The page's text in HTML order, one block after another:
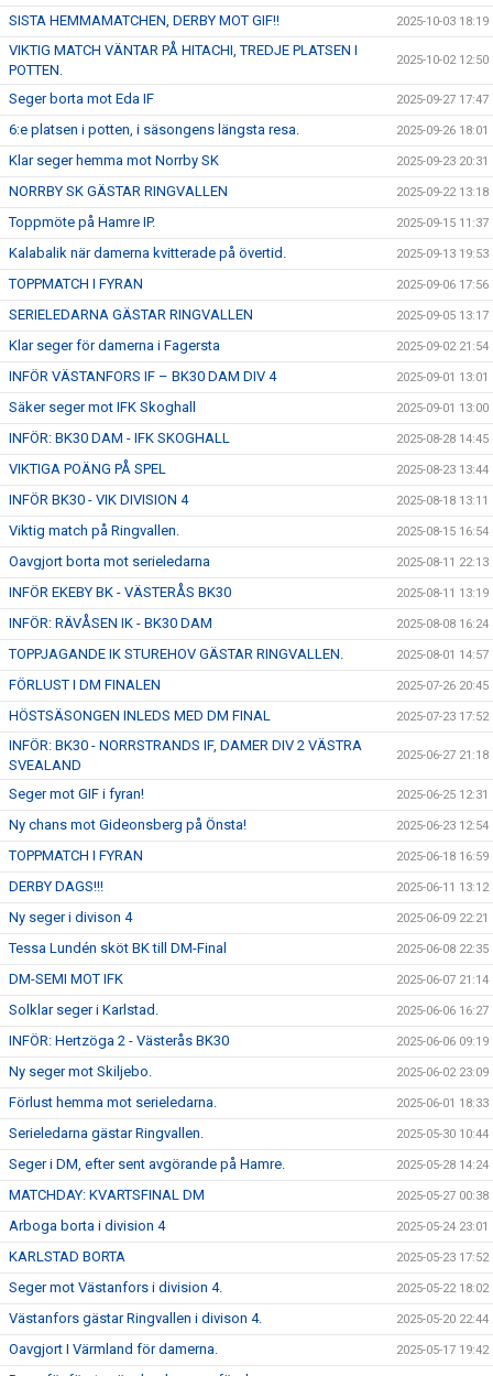
SISTA HEMMAMATCHEN, DERBY MOT GIF!! 2025-10-03 18:19
VIKTIG MATCH VÄNTAR PÅ HITACHI, TREDJE PLATSEN I
POTTEN.
2025-10-02 12:50
Seger borta mot Eda IF 2025-09-27 17:47
6:e platsen i potten, i säsongens längsta resa. 2025-09-26 18:01
Klar seger hemma mot Norrby SK 2025-09-23 20:31
NORRBY SK GÄSTAR RINGVALLEN 2025-09-22 13:18
Toppmöte på Hamre IP. 2025-09-15 11:37
Kalabalik när damerna kvitterade på övertid. 2025-09-13 19:53
TOPPMATCH I FYRAN 2025-09-06 17:56
SERIELEDARNA GÄSTAR RINGVALLEN 2025-09-05 13:17
Klar seger för damerna i Fagersta 2025-09-02 21:54
INFÖR VÄSTANFORS IF – BK30 DAM DIV 4 2025-09-01 13:01
Säker seger mot IFK Skoghall 2025-09-01 13:00
INFÖR: BK30 DAM - IFK SKOGHALL 2025-08-28 14:45
VIKTIGA POÄNG PÅ SPEL 2025-08-23 13:44
INFÖR BK30 - VIK DIVISION 4 2025-08-18 13:11
Viktig match på Ringvallen. 2025-08-15 16:54
Oavgjort borta mot serieledarna 2025-08-11 22:13
INFÖR EKEBY BK - VÄSTERÅS BK30 2025-08-11 13:19
INFÖR: RÄVÅSEN IK - BK30 DAM 2025-08-08 16:24
TOPPJAGANDE IK STUREHOV GÄSTAR RINGVALLEN. 2025-08-01 14:57
FÖRLUST I DM FINALEN 2025-07-26 20:45
HÖSTSÄSONGEN INLEDS MED DM FINAL 2025-07-23 17:52
INFÖR: BK30 - NORRSTRANDS IF, DAMER DIV 2 VÄSTRA
SVEALAND
2025-06-27 21:18
Seger mot GIF i fyran! 2025-06-25 12:31
Ny chans mot Gideonsberg på Önsta! 2025-06-23 12:54
TOPPMATCH I FYRAN 2025-06-18 16:59
DERBY DAGS!!! 2025-06-11 13:12
Ny seger i divison 4 2025-06-09 22:21
Tessa Lundén sköt BK till DM-Final 2025-06-08 22:35
DM-SEMI MOT IFK 2025-06-07 21:14
Solklar seger i Karlstad. 2025-06-06 16:27
INFÖR: Hertzöga 2 - Västerås BK30 2025-06-06 09:19
Ny seger mot Skiljebo. 2025-06-02 23:09
Förlust hemma mot serieledarna. 2025-06-01 18:33
Serieledarna gästar Ringvallen. 2025-05-30 10:44
Seger i DM, efter sent avgörande på Hamre. 2025-05-28 14:24
MATCHDAY: KVARTSFINAL DM 2025-05-27 00:38
Arboga borta i division 4 2025-05-24 23:01
KARLSTAD BORTA 2025-05-23 17:52
Seger mot Västanfors i division 4. 2025-05-22 18:02
Västanfors gästar Ringvallen i divison 4. 2025-05-20 22:44
Oavgjort I Värmland för damerna. 2025-05-17 19:42